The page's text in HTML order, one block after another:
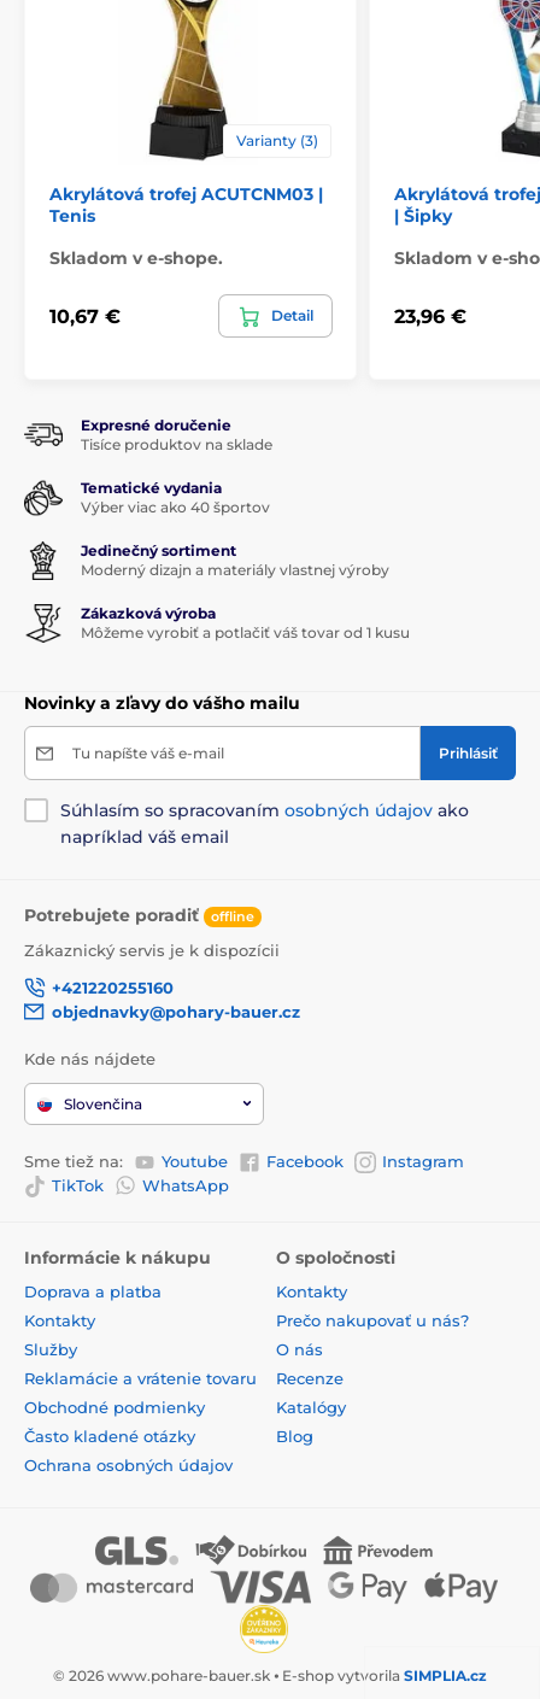
Varianty (3)
Akrylátová trofej ACUTCNM03 |
Tenis
Skladom v e-shope.
10,67 € Detail
Akrylátová trofej
| Šipky
Skladom v e-
23,96 €
Expresné doručenie
Tisíce produktov na sklade
Tematické vydania
Výber viac ako 40 športov
Jedinečný sortiment
Moderný dizajn a materiály vlastnej výroby
Zákazková výroba
Môžeme vyrobiť a potlačiť váš tovar od 1 kusu
Novinky a zľavy do vášho mailu
Tu napíšte váš e-mail Prihlásiť
Súhlasím so spracovaním osobných údajov ako
napríklad váš email
Potrebujete poradiť offline
Zákaznický servis je k dispozícii
+421220255160
objednavky@pohary-bauer.cz
Kde nás nájdete
Slovenčina
Sme tiež na: Youtube Facebook
Instagram
TikTok
WhatsApp
Informácie k nákupu
Doprava a platba
Kontakty
Služby
Reklamácie a vrátenie tovaru
Obchodné podmienky
Často kladené otázky
Ochrana osobných údajov
O spoločnosti
Kontakty
Prečo nakupovať u nás?
O nás
Recenze
Katalógy
Blog
© 2026 www.pohare-bauer.sk ⦁ E-shop vytvorila SIMPLIA.cz